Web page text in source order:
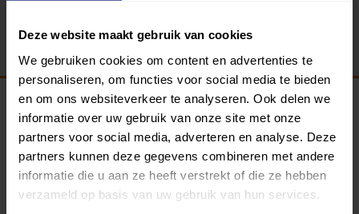
Deze website maakt gebruik van cookies
We gebruiken cookies om content en advertenties te
personaliseren, om functies voor social media te bieden
en om ons websiteverkeer te analyseren. Ook delen we
informatie over uw gebruik van onze site met onze
partners voor social media, adverteren en analyse. Deze
partners kunnen deze gegevens combineren met andere
informatie die u aan ze heeft verstrekt of die ze hebben
verzameld op basis van uw gebruik van hun services.
Programma van:
340 gemeenten